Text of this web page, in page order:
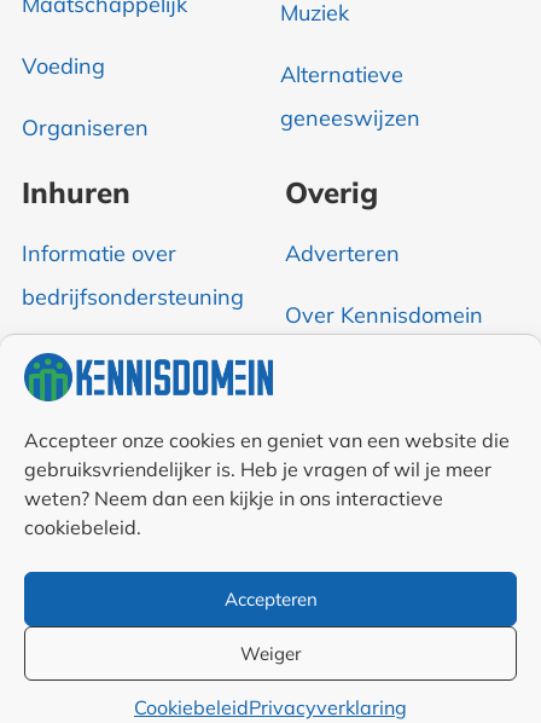
Accepteer onze cookies en geniet van een website die
gebruiksvriendelijker is. Heb je vragen of wil je meer
weten? Neem dan een kijkje in ons interactieve
cookiebeleid.
Accepteren
Weiger
CookiebeleidPrivacyverklaring
Voeding
Organiseren
Muziek
Alternatieve
geneeswijzen
Inhuren
Informatie over
bedrijfsondersteuning
Overig
Adverteren
Over Kennisdomein
RSS & Nieuwsfeed
Auteurs
linkpartners
Algemene
voorwaarden